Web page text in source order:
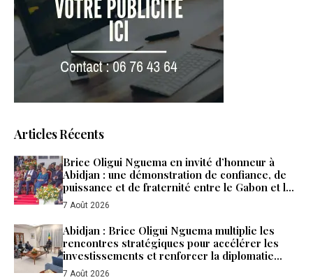
Articles Récents
Brice Oligui Nguema en invité d’honneur à
Abidjan : une démonstration de confiance, de
puissance et de fraternité entre le Gabon et la
Côte d’Ivoire
7 Août 2026
Abidjan : Brice Oligui Nguema multiplie les
rencontres stratégiques pour accélérer les
investissements et renforcer la diplomatie
économique du Gabon
7 Août 2026